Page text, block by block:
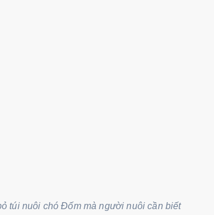
túi nuôi chó Đốm mà người nuôi cần biết